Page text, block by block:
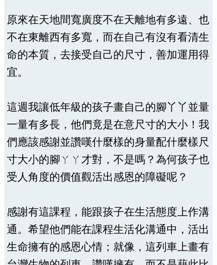
原來在天地間寬廣度不在天離地有多遠、也
不在東離西有多寬，而在自己有沒有看清生
命的本質，去接受自己的尺寸，善加運用得
宜。
這週我讓低年級的孩子畫自己的腳丫丫並量
一量有多長，他們竟是在意尺寸的大小！我
們應該感謝並讚嘆什麼樣的身量配什麼樣尺
寸大小的腳ㄚㄚ才對，不是嗎？為何孩子也
受人角度的價值觀活出感恩的障礙呢？
感謝有這課程，能跟孩子在生活態度上作溝
通。希望他們能在課程生活化溝通中，活出
生命擁有的感恩心情；就像，這列車上畫有